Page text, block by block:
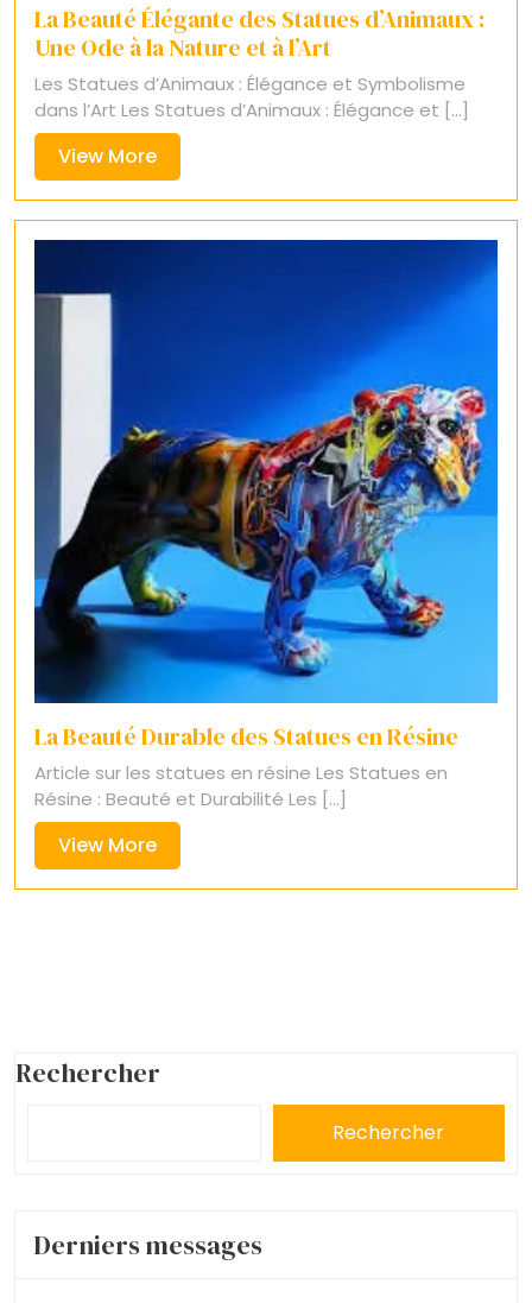
La Beauté Élégante des Statues d’Animaux :
Une Ode à la Nature et à l’Art
Les Statues d’Animaux : Élégance et Symbolisme
dans l’Art Les Statues d’Animaux : Élégance et [...]
View MoreView
More
La Beauté Durable des Statues en Résine
Article sur les statues en résine Les Statues en
Résine : Beauté et Durabilité Les [...]
View MoreView
More
Rechercher
Rechercher
Derniers messages